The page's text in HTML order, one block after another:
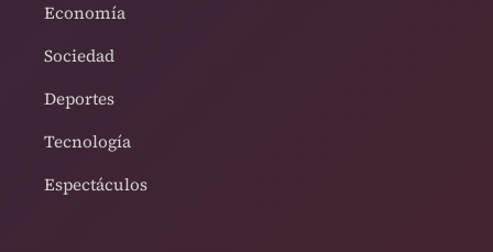
Economía
Sociedad
Deportes
Tecnología
Espectáculos